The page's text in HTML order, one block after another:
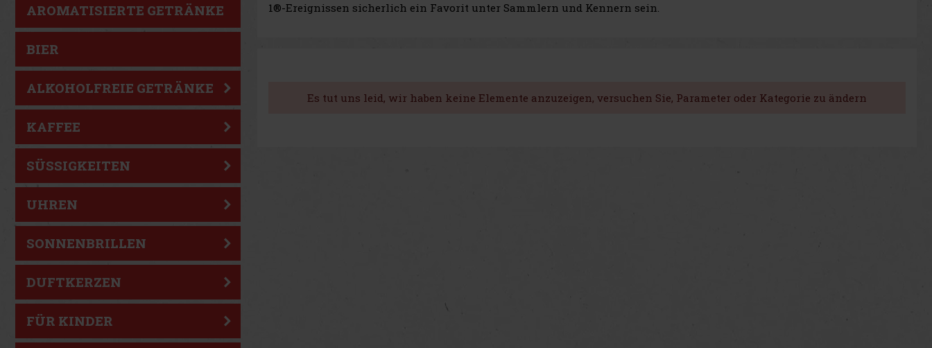
AROMATISIERTE GETRÄNKE
BIER
ALKOHOLFREIE GETRÄNKE
KAFFEE
SÜSSIGKEITEN
UHREN
SONNENBRILLEN
DUFTKERZEN
FÜR KINDER
1®-Ereignissen sicherlich ein Favorit unter Sammlern und Kennern sein.
Es tut uns leid, wir haben keine Elemente anzuzeigen, versuchen Sie, Parameter oder Kategorie zu ändern